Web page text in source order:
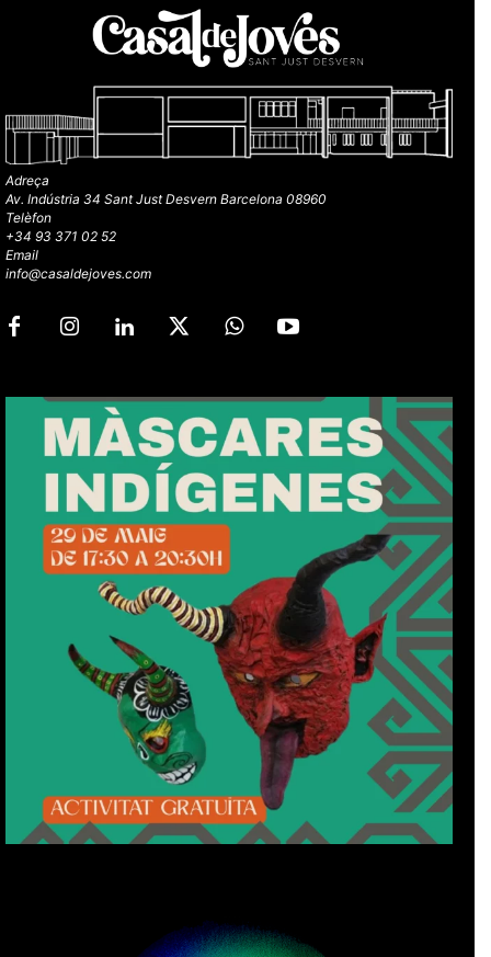
Adreça
Av. Indústria 34 Sant Just Desvern Barcelona 08960
Telèfon
+34 93 371 02 52
Email
info@casaldejoves.com